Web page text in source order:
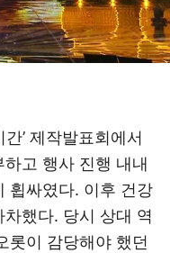
’ 제작발표회에서
고 행사 진행 내내
휩싸였다. 이후 건강
했다. 당시 상대 역
롯이 감당해야 했던